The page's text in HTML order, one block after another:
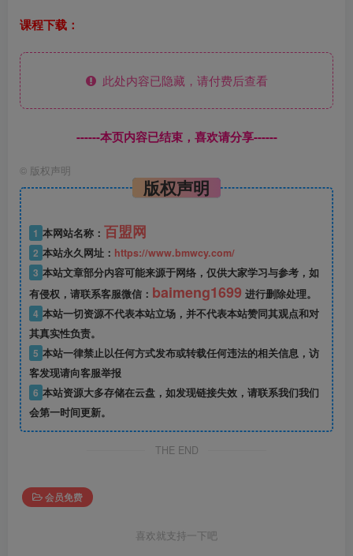
课程下载：
此处内容已隐藏，请付费后查看
------本页内容已结束，喜欢请分享------
© 版权声明
版权声明
1 本网站名称： 百盟网
2 本站永久网址： https://www.bmwcy.com/
3 本站文章部分内容可能来源于网络，仅供大家学习与参考，如
有侵权，请联系客服微信： baimeng1699 进行删除处理。
4 本站一切资源不代表本站立场，并不代表本站赞同其观点和对
其真实性负责。
5 本站一律禁止以任何方式发布或转载任何违法的相关信息，访
客发现请向客服举报
6 本站资源大多存储在云盘，如发现链接失效，请联系我们我们
会第一时间更新。
THE END
会员免费
喜欢就支持一下吧